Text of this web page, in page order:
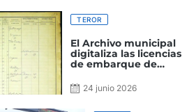
TEROR
El Archivo municipal
digitaliza las licencias
de embarque de
terorenses entre 1853
y 1922
24 junio 2026